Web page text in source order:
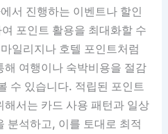
서 진행하는 이벤트나 할인
포인트 활용을 최대화할 수
일리지나 호텔 포인트처럼
여행이나 숙박비용을 절감
수 있습니다. 적립된 포인트
서는 카드 사용 패턴과 일상
분석하고, 이를 토대로 최적